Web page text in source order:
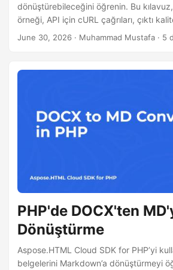
dönüştürebileceğini öğrenin. Bu
örneği, API için cURL çağrıları, çıktı
büyük çizimler için performans ipuçları
June 30, 2026 · Muhammad Mustafa · 5
PHP'de DOCX'ten
Dönüştürme
Aspose.HTML Cloud SDK for PHP’yi
belgelerini Markdown’a dönüştürmeyi